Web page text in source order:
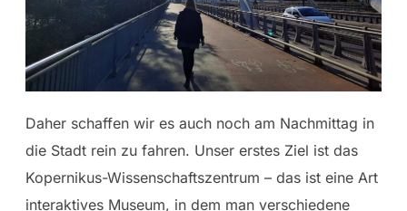
Daher schaffen wir es auch noch am Nachmittag in
die Stadt rein zu fahren. Unser erstes Ziel ist das
Kopernikus-Wissenschaftszentrum – das ist eine Art
interaktives Museum, in dem man verschiedene